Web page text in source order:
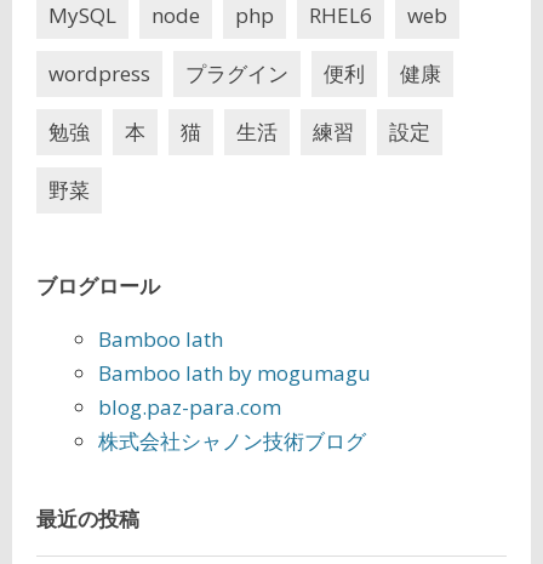
MySQL node php RHEL6 web
wordpress プラグイン 便利 健康
勉強 本 猫 生活 練習 設定
野菜
ブログロール
Bamboo lath
Bamboo lath by mogumagu
blog.paz-para.com
株式会社シャノン技術ブログ
最近の投稿